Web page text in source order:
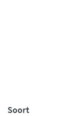
Soort